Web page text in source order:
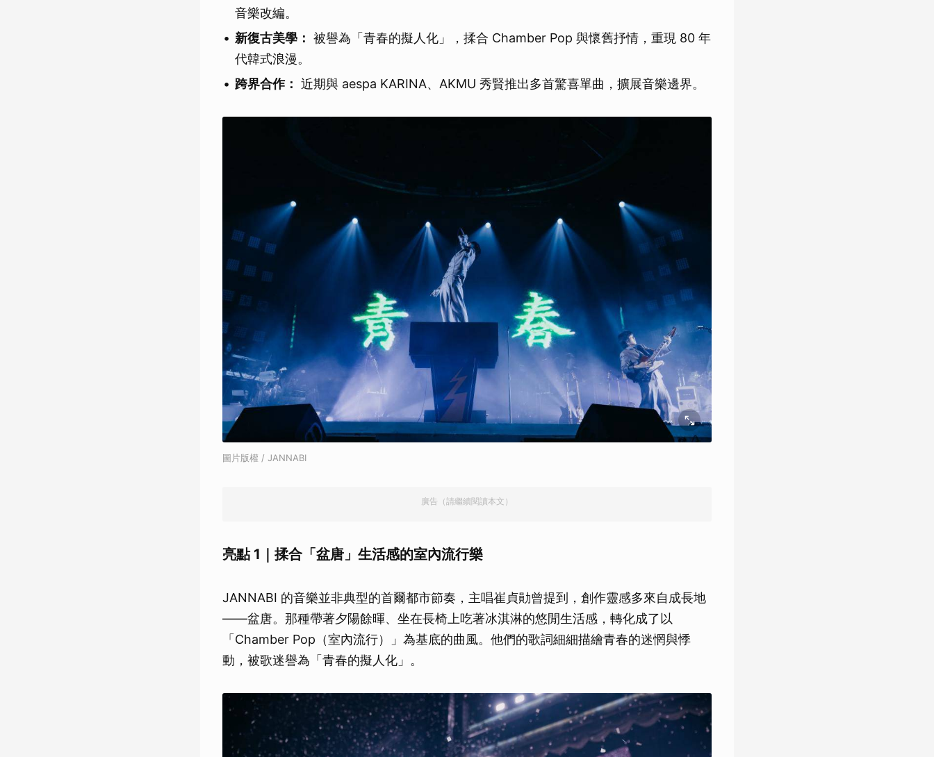
音樂改編。
新復古美學： 被譽為「青春的擬人化」，揉合 Chamber Pop 與懷舊抒情，重現 80 年
代韓式浪漫。
跨界合作： 近期與 aespa KARINA、AKMU 秀賢推出多首驚喜單曲，擴展音樂邊界。
圖片版權 / JANNABI
廣告（請繼續閱讀本文）
亮點 1｜揉合「盆唐」生活感的室內流行樂
JANNABI 的音樂並非典型的首爾都市節奏，主唱崔貞勛曾提到，創作靈感多來自成長地
——盆唐。那種帶著夕陽餘暉、坐在長椅上吃著冰淇淋的悠閒生活感，轉化成了以
「Chamber Pop（室內流行）」為基底的曲風。他們的歌詞細細描繪青春的迷惘與悸
動，被歌迷譽為「青春的擬人化」。